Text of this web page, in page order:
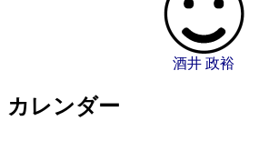
酒井 政裕
カレンダー